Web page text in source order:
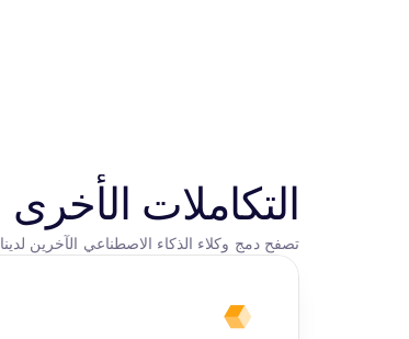
التكاملات الأخرى
تصفح دمج وكلاء الذكاء الاصطناعي الآخرين لدينا